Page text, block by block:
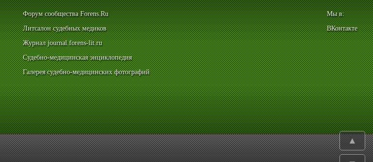
Форум сообщества Forens.Ru
Литсалон судебных медиков
Журнал journal.forens-lit.ru
Судебно-медицинская энциклопедия
Галерея судебно-медицинских фотографий
Мы в:
ВКонтакте
▲